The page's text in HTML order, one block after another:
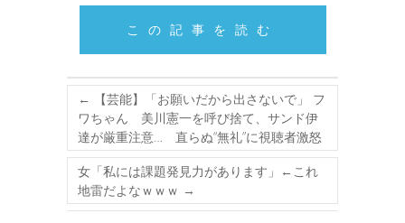
この記事を読む
←
【芸能】「お願いだから出さないで」 フ
ワちゃん 美川憲一を呼び捨て、サンド伊
達が厳重注意… 直らぬ“無礼”に視聴者激怒
女「私には課題発見力があります」←これ
地雷だよなｗｗｗ →